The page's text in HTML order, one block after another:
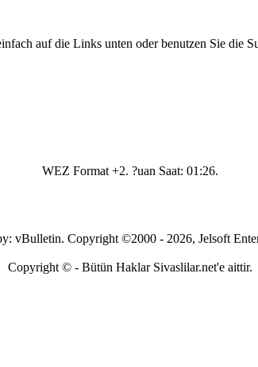
auf die Links unten oder benutzen Sie die
WEZ Format +2. ?uan Saat: 01:26.
vBulletin. Copyright ©2000 - 2026, Jelsoft
Copyright © - Bütün Haklar Sivaslilar.net'e aittir.